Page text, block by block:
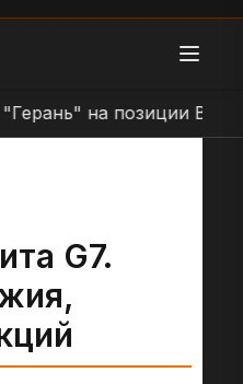
на позиции ВСУ в
G7.